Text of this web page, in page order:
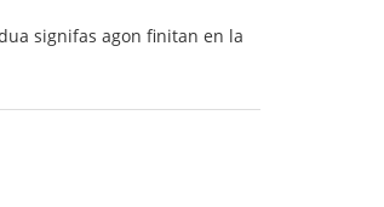
signifas agon finitan en la